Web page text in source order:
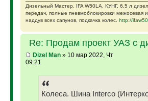
Дизельный Мастер. IFA W50LA, КУНГ, 6,5 л
передач, полные пневмоблокировки межосевая
наддув всех сапунов, подкачка колес. http://
Re: Продам проект УАЗ с
Dizel Man» 10 мар 2022, Чт
09:21
Колеса. Шина Interco